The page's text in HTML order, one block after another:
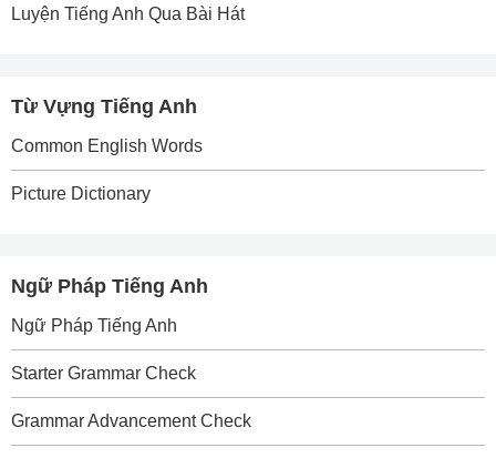
Luyện Tiếng Anh Qua Bài Hát
Từ Vựng Tiếng Anh
Common English Words
Picture Dictionary
Ngữ Pháp Tiếng Anh
Ngữ Pháp Tiếng Anh
Starter Grammar Check
Grammar Advancement Check